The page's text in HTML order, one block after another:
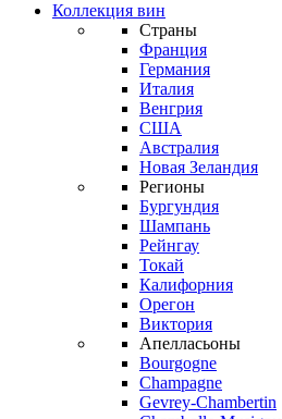
Коллекция вин
Страны
Франция
Германия
Италия
Венгрия
США
Австралия
Новая Зеландия
Регионы
Бургундия
Шампань
Рейнгау
Токай
Калифорния
Орегон
Виктория
Апелласьоны
Bourgogne
Champagne
Gevrey-Chambertin